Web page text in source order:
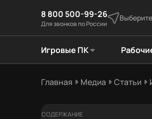
8 800 500-99-26
Для звонков по России
Игровые ПК
Главная Медиа Статьи
СОДЕРЖАНИЕ